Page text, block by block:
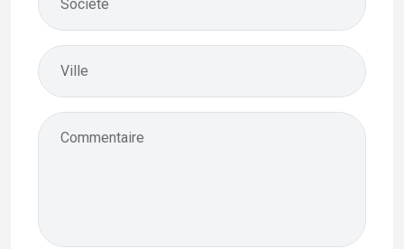
Société
Ville
Commentaire